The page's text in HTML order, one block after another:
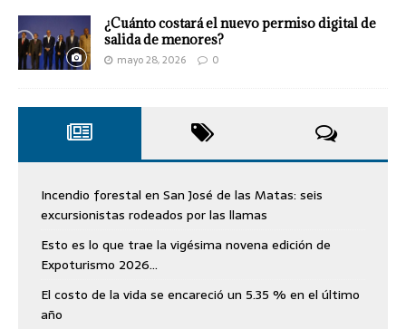
¿Cuánto costará el nuevo permiso digital de
salida de menores?
mayo 28, 2026 0
Incendio forestal en San José de las Matas: seis
excursionistas rodeados por las llamas
Esto es lo que trae la vigésima novena edición de
Expoturismo 2026…
El costo de la vida se encareció un 5.35 % en el último
año